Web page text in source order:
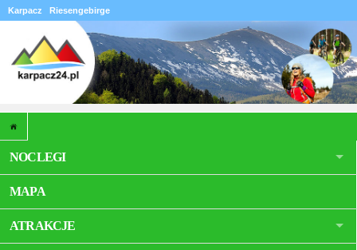
Karpacz Riesengebirge
NOCLEGI
MAPA
ATRAKCJE